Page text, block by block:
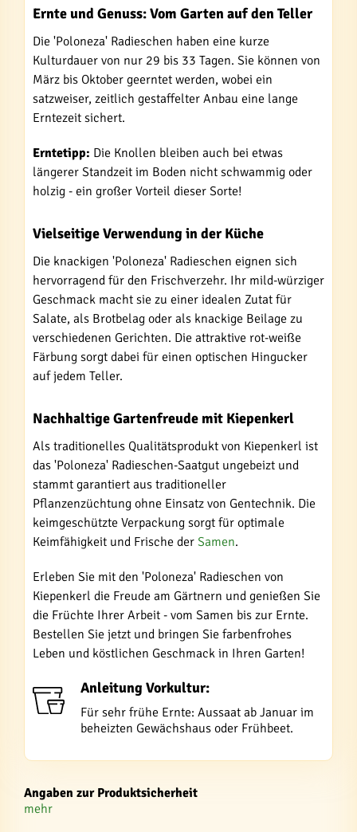
Ernte und Genuss: Vom Garten auf den Teller
Die 'Poloneza' Radieschen haben eine kurze
Kulturdauer von nur 29 bis 33 Tagen. Sie können von
März bis Oktober geerntet werden, wobei ein
satzweiser, zeitlich gestaffelter Anbau eine lange
Erntezeit sichert.
Erntetipp: Die Knollen bleiben auch bei etwas
längerer Standzeit im Boden nicht schwammig oder
holzig - ein großer Vorteil dieser Sorte!
Vielseitige Verwendung in der Küche
Die knackigen 'Poloneza' Radieschen eignen sich
hervorragend für den Frischverzehr. Ihr mild-würziger
Geschmack macht sie zu einer idealen Zutat für
Salate, als Brotbelag oder als knackige Beilage zu
verschiedenen Gerichten. Die attraktive rot-weiße
Färbung sorgt dabei für einen optischen Hingucker
auf jedem Teller.
Nachhaltige Gartenfreude mit Kiepenkerl
Als traditionelles Qualitätsprodukt von Kiepenkerl ist
das 'Poloneza' Radieschen-Saatgut ungebeizt und
stammt garantiert aus traditioneller
Pflanzenzüchtung ohne Einsatz von Gentechnik. Die
keimgeschützte Verpackung sorgt für optimale
Keimfähigkeit und Frische der Samen.
Erleben Sie mit den 'Poloneza' Radieschen von
Kiepenkerl die Freude am Gärtnern und genießen Sie
die Früchte Ihrer Arbeit - vom Samen bis zur Ernte.
Bestellen Sie jetzt und bringen Sie farbenfrohes
Leben und köstlichen Geschmack in Ihren Garten!
Anleitung Vorkultur:
Für sehr frühe Ernte: Aussaat ab Januar im
beheizten Gewächshaus oder Frühbeet.
Angaben zur Produktsicherheit
mehr